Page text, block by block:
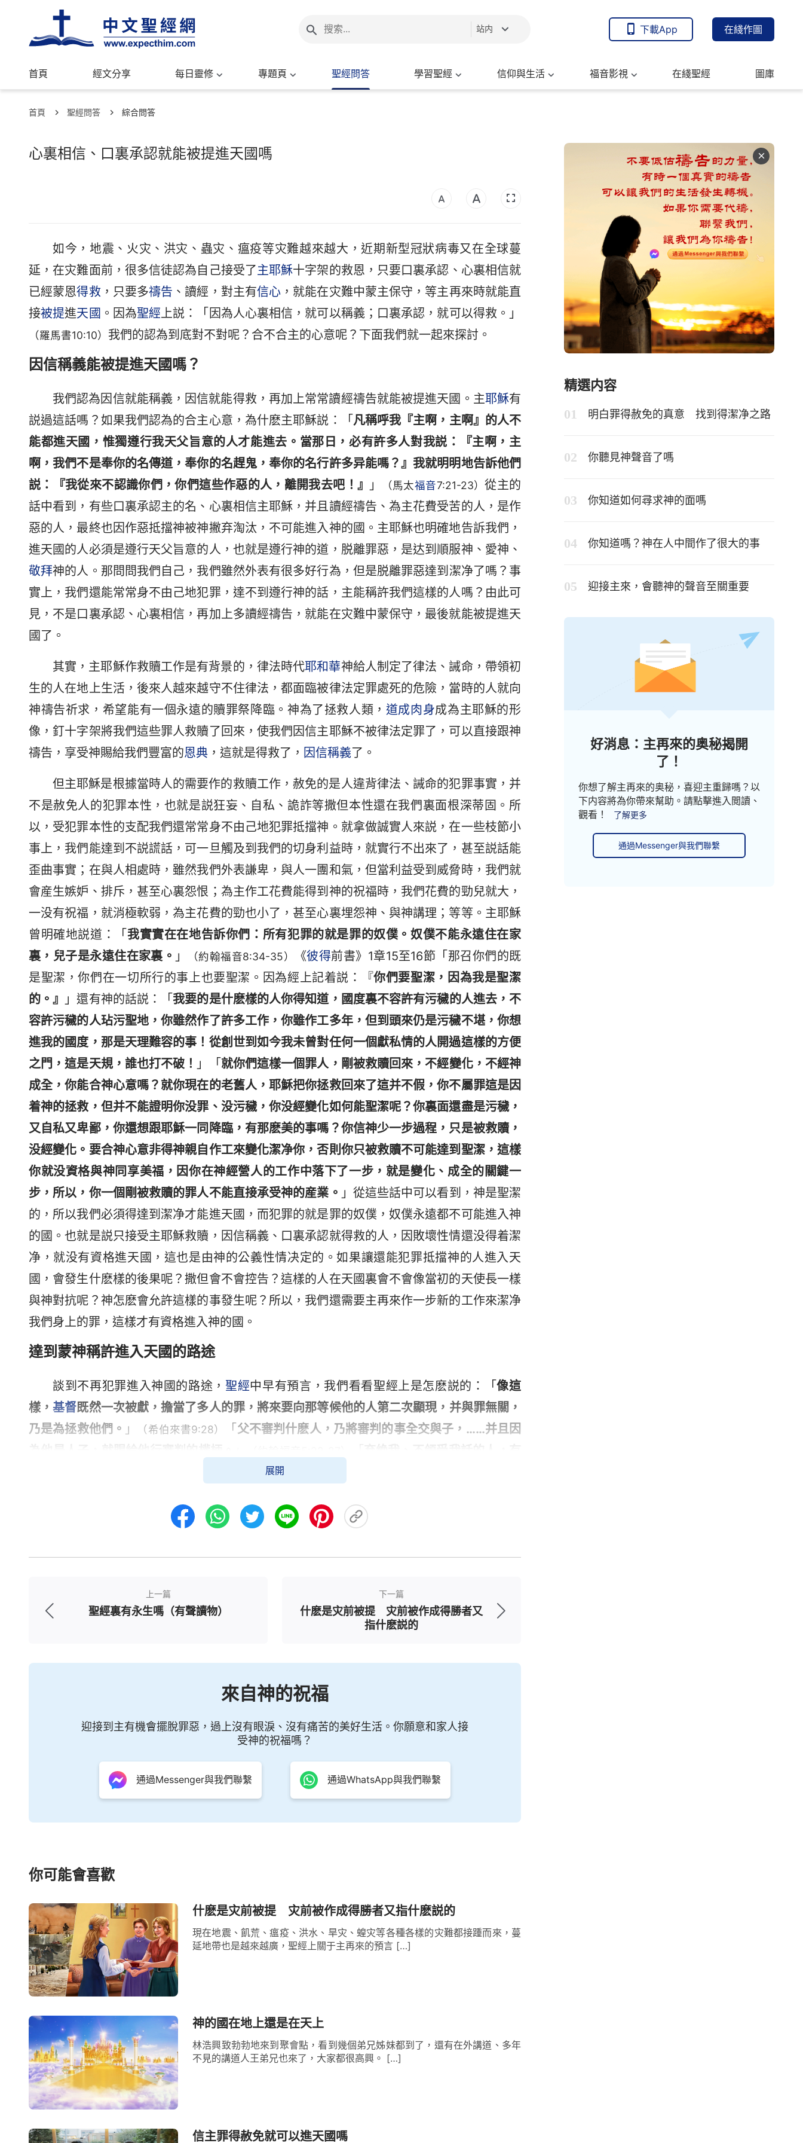
站内 下載App 在綫作圖
首頁 經文分享 每日靈修 專題頁 聖經問答 學習聖經 信仰與生活 福音影視 在綫聖經 圖庫
首頁 聖經問答 綜合問答
心裏相信、口裏承認就能被提進天國嗎
如今，地震、火灾、洪灾、蟲灾、瘟疫等灾難越來越大，近期新型冠狀病毒又在全球蔓
延，在灾難面前，很多信徒認為自己接受了主耶穌十字架的救恩，只要口裏承認、心裏相信就
已經蒙恩得救，只要多禱告 、讀經，對主有信心 ，就能在灾難中蒙主保守，等主再來時就能直
接被提進天國 。因為聖經上説：「因為人心裏相信，就可以稱義；口裏承認，就可以得救。」
（羅馬書10:10） 我們的認為到底對不對呢？合不合主的心意呢？下面我們就一起來探討。
因信稱義能被提進天國嗎？
我們認為因信就能稱義，因信就能得救，再加上常常讀經禱告就能被提進天國。主耶穌有
説過這話嗎？如果我們認為的合主心意，為什麽主耶穌説：「 凡稱呼我『主啊，主啊』的人不
能都進天國，惟獨遵行我天父旨意的人才能進去。當那日，必有許多人對我説：『主啊，主
啊，我們不是奉你的名傳道，奉你的名趕鬼，奉你的名行許多异能嗎？』我就明明地告訴他們
説：『我從來不認識你們，你們這些作惡的人，離開我去吧！』
」 （馬太福音7:21-23）從主的
話中看到，有些口裏承認主的名、心裏相信主耶穌，并且讀經禱告、為主花費受苦的人，是作
惡的人，最終也因作惡抵擋神被神撇弃淘汰，不可能進入神的國。主耶穌也明確地告訴我們，
進天國的人必須是遵行天父旨意的人，也就是遵行神的道，脱離罪惡，是达到順服神、愛神、
敬拜神的人。那問問我們自己，我們雖然外表有很多好行為，但是脱離罪惡達到潔净了嗎？事
實上，我們還能常常身不由己地犯罪，達不到遵行神的話，主能稱許我們這樣的人嗎？由此可
見，不是口裏承認、心裏相信，再加上多讀經禱告，就能在灾難中蒙保守，最後就能被提進天
國了。
其實，主耶穌作救贖工作是有背景的，律法時代耶和華神給人制定了律法、誡命，帶領初
生的人在地上生活，後來人越來越守不住律法，都面臨被律法定罪處死的危險，當時的人就向
神禱告祈求，希望能有一個永遠的贖罪祭降臨。神為了拯救人類， 道成肉身成為主耶穌的形
像，釘十字架將我們這些罪人救贖了回來，使我們因信主耶穌不被律法定罪了，可以直接跟神
禱告，享受神賜給我們豐富的恩典 ，這就是得救了， 因信稱義了。
但主耶穌是根據當時人的需要作的救贖工作，赦免的是人違背律法、誡命的犯罪事實，并
不是赦免人的犯罪本性，也就是説狂妄、自私、詭詐等撒但本性還在我們裏面根深蒂固。所
以，受犯罪本性的支配我們還常常身不由己地犯罪抵擋神。就拿做誠實人來説，在一些枝節小
事上，我們能達到不説謊話，可一旦觸及到我們的切身利益時，就實行不出來了，甚至説話能
歪曲事實；在與人相處時，雖然我們外表謙卑，與人一團和氣，但當利益受到威脅時，我們就
會産生嫉妒、排斥，甚至心裏怨恨；為主作工花費能得到神的祝福時，我們花費的勁兒就大，
一没有祝福，就消極軟弱，為主花費的勁也小了，甚至心裏埋怨神、與神講理；等等。主耶穌
曾明確地説道：「 我實實在在地告訴你們：所有犯罪的就是罪的奴僕。奴僕不能永遠住在家
裏，兒子是永遠住在家裏。 」 （約翰福音8:34-35） 《彼得前書》1章15至16節 「那召你們的既
是聖潔，你們在一切所行的事上也要聖潔。因為經上記着説：『你們要聖潔，因為我是聖潔
的。』
」還有神的話説：「我要的是什麽樣的人你得知道，國度裏不容許有污穢的人進去，不
容許污穢的人玷污聖地，你雖然作了許多工作，你雖作工多年，但到頭來仍是污穢不堪，你想
進我的國度，那是天理難容的事！從創世到如今我未曾對任何一個獻私情的人開過這樣的方便
之門，這是天規，誰也打不破！ 」「 就你們這樣一個罪人，剛被救贖回來，不經變化，不經神
成全，你能合神心意嗎？就你現在的老舊人，耶穌把你拯救回來了這并不假，你不屬罪這是因
着神的拯救，但并不能證明你没罪、没污穢，你没經變化如何能聖潔呢？你裏面還盡是污穢，
又自私又卑鄙，你還想跟耶穌一同降臨，有那麽美的事嗎？你信神少一步過程，只是被救贖，
没經變化。要合神心意非得神親自作工來變化潔净你，否則你只被救贖不可能達到聖潔，這樣
你就没資格與神同享美福，因你在神經營人的工作中落下了一步，就是變化、成全的關鍵一
步，所以，你一個剛被救贖的罪人不能直接承受神的産業。 」從這些話中可以看到，神是聖潔
的，所以我們必須得達到潔净才能進天國，而犯罪的就是罪的奴僕，奴僕永遠都不可能進入神
的國。也就是説只接受主耶穌救贖，因信稱義、口裏承認就得救的人，因敗壞性情還没得着潔
净，就没有資格進天國，這也是由神的公義性情决定的。如果讓還能犯罪抵擋神的人進入天
國，會發生什麽樣的後果呢？撒但會不會控告？這樣的人在天國裏會不會像當初的天使長一樣
與神對抗呢？神怎麽會允許這樣的事發生呢？所以，我們還需要主再來作一步新的工作來潔净
我們身上的罪，這樣才有資格進入神的國。
達到蒙神稱許進入天國的路途
談到不再犯罪進入神國的路途，聖經中早有預言，我們看看聖經上是怎麽説的：「像這
樣，基督既然一次被獻，擔當了多人的罪，將來要向那等候他的人第二次顯現，并與罪無關，
乃是為拯救他們。 」 （希伯來書9:28） 「 父不審判什麽人，乃將審判的事全交與子，……并且因
審判他的，就是我所講的道在末日要審判他。」
」從這些經文中可以看到，主末世再來還要道成肉身發表真理作一步
有資格進入神的國，這就是神為我們預備的末世救恩。我們只有接受神末世的救恩，經歷神的
而這些年，各大網絡平台上只有全能神
一直見證主耶穌已經回來了，就是道成肉身的
全能神，全能神發表了很多使人達到蒙拯救進天國的真理，作了一步審判從神家起首的工作來
末世基督是用諸多方面的真理來教訓人，來揭露人的本質，解剖人的言語行為，
這些言語中都包含着諸多方面的真理，例如：人的本分，人對神如何順服，對神如何忠心，人
當如何活出正常人性，神的智慧，神的性情，等等。這些言語都是針對人的本質，針對人的敗
壞性情，尤其那些揭露人如何弃絶神的言語更是針對人本是撒但的化身、針對人本是神的敵勢
力而言的。神作審判的工作不是三言兩語就道盡人的本性的，而是來作長期的揭露、對付、修
理，這各種方式的揭露、對付與修理并不是用一般的語言能代替的，而是用人根本就没有的真
理來代替，這樣的方式才叫審判，這樣的審判才能將人折服，才能使人對神心服口服，而且對
到，而且能够完全變化，成為被潔净的人，這樣，人才有資格歸到神的寶座前。今天所作的這
去敗壞得着潔净。」
從中看到，全能神在末世作審判工作潔净、拯救人，主要是藉着發表各方面的真理達到
的。神在末世會針對我們活在罪中的敗壞情形和表現發表真理，一針見血地揭示出我們的敗壞
實質，與神為敵的撒但本性，如狂妄自大、自私卑鄙、彎曲詭詐、厭煩真理，還有背叛神的本
神，活出的没有人樣。同時，神還會擺設各種環境試煉熬煉、修理對付我們，比如當我們狂妄
自大，持守自己的看法，不聽取任何人的建議，甚至别人不按我們的意思來就想發火時，神就
會興起弟兄姊妹對付修理我們，并且用神的話揭露我們的敗壞，讓我們認識到這樣下去導致的
後果等等，讓我們反省認識自己。我們若是還不扭轉，神還會擺設一些環境讓我們碰壁，靈裏
想法當成是真理，讓别人聽從、順服，這就是天使長的本性，如果不變化肯定會被神淘汰，這
展開
上一篇
聖經裏有永生嗎（有聲讀物）
下一篇
什麽是灾前被提 灾前被作成得勝者又
指什麽説的
來自神的祝福
迎接到主有機會擺脫罪惡，過上沒有眼淚、沒有痛苦的美好生活。你願意和家人接
受神的祝福嗎？
通過Messenger與我們聯繫 通過WhatsApp與我們聯繫
你可能會喜歡
什麽是灾前被提 灾前被作成得勝者又指什麽説的
現在地震、飢荒、瘟疫、洪水、旱灾、蝗灾等各種各樣的灾難都接踵而來，蔓
延地帶也是越來越廣，聖經上關于主再來的預言 […]
神的國在地上還是在天上
林浩興致勃勃地來到聚會點，看到幾個弟兄姊妹都到了，還有在外講道、多年
不見的講道人王弟兄也來了，大家都很高興。 […]
信主罪得赦免就可以進天國嗎
精選内容
明白罪得赦免的真意 找到得潔净之路
你聽見神聲音了嗎
你知道如何尋求神的面嗎
你知道嗎？神在人中間作了很大的事
迎接主來，會聽神的聲音至關重要
好消息：主再來的奥秘揭開
了！
你想了解主再來的奥秘，喜迎主重歸嗎？以
下内容將為你帶來幫助。請點擊進入閲讀、
觀看！
了解更多
通過Messenger與我們聯繫